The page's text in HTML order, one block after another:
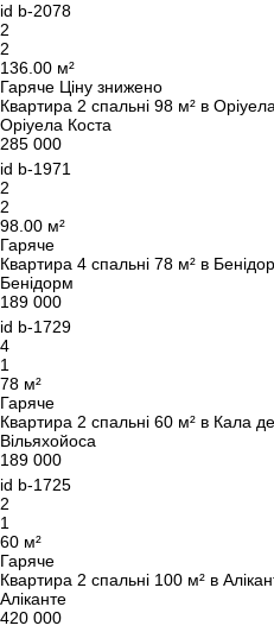
id b-2078
2
2
136.00 м²
Гаряче Ціну знижено
Квартира 2 спальні 98 м² в Оріуела
Оріуела Коста
285 000
id b-1971
2
2
98.00 м²
Гаряче
Квартира 4 спальні 78 м² в
Бенідорм
189 000
id b-1729
4
1
78 м²
Гаряче
Квартира 2 спальні 60 м² в Кала
Вільяхойоса
189 000
id b-1725
2
1
60 м²
Гаряче
Квартира 2 спальні 100 м² в
Аліканте
420 000